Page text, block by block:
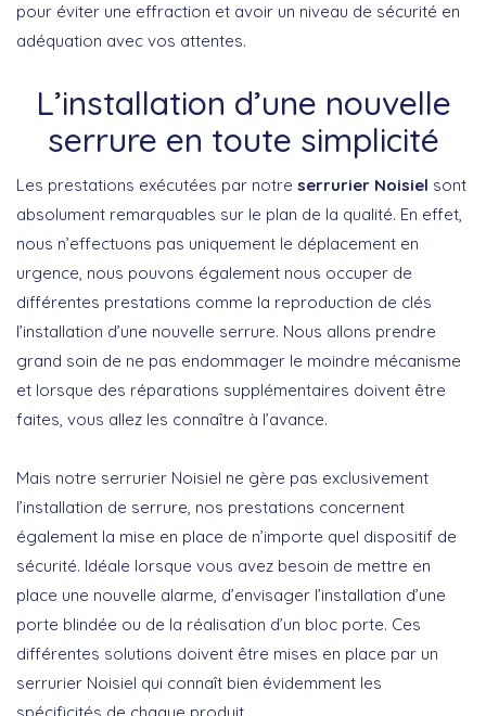
pour éviter une effraction et avoir un niveau de sécurité en
adéquation avec vos attentes.
L’installation d’une nouvelle
serrure en toute simplicité
Les prestations exécutées par notre serrurier Noisiel sont
absolument remarquables sur le plan de la qualité. En effet,
nous n’effectuons pas uniquement le déplacement en
urgence, nous pouvons également nous occuper de
différentes prestations comme la reproduction de clés
l’installation d’une nouvelle serrure. Nous allons prendre
grand soin de ne pas endommager le moindre mécanisme
et lorsque des réparations supplémentaires doivent être
faites, vous allez les connaître à l’avance.
Mais notre serrurier Noisiel ne gère pas exclusivement
l’installation de serrure, nos prestations concernent
également la mise en place de n’importe quel dispositif de
sécurité. Idéale lorsque vous avez besoin de mettre en
place une nouvelle alarme, d’envisager l’installation d’une
porte blindée ou de la réalisation d’un bloc porte. Ces
différentes solutions doivent être mises en place par un
serrurier Noisiel qui connaît bien évidemment les